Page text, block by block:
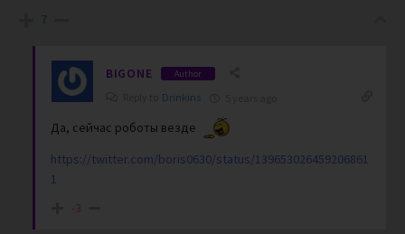
7
BIGONE Author
Drinkins
Да, сейчас роботы везде
https://twitter.com/boris0630/status/139653026459206861
1
-3